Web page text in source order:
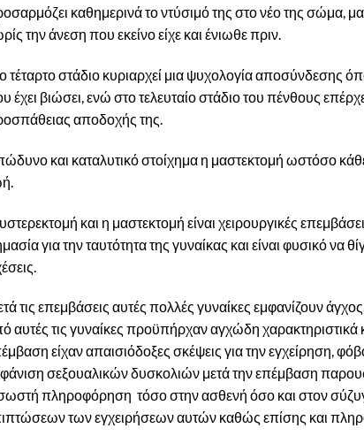
καθημερινά το ντύσιμό της στο νέο της σώμα,
την άνεση που εκείνο είχε και ένιωθε πριν.
τέταρτο στάδιο κυριαρχεί μια ψυχολογία αποσύνδεσης
έχει βιώσει, ενώ στο τελευταίο στάδιο του πένθους
αποδοχής της.
και καταλυτικό στοίχημα η μαστεκτομή ωστόσο κάθε
και η μαστεκτομή είναι χειρουργικές
για την ταυτότητα της γυναίκας και είναι φυσικό να
τις επεμβάσεις αυτές πολλές γυναίκες εμφανίζουν
αυτές τις γυναίκες προϋπήρχαν αγχώδη χαρακτηριστικά
είχαν απαισιόδοξες σκέψεις για την εγχείρηση,
σεξουαλικών δυσκολιών μετά την επέμβαση
πληροφόρηση τόσο στην ασθενή όσο και στον
των εγχειρήσεων αυτών καθώς επίσης και